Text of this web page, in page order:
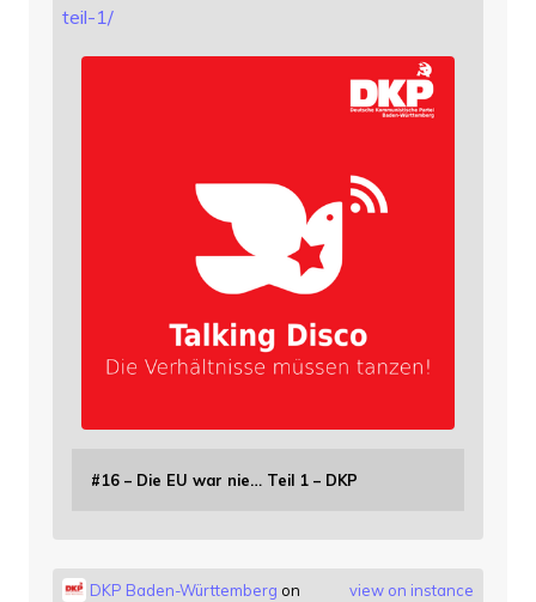
teil-1/
#16 – Die EU war nie… Teil 1 – DKP
view on instance
DKP Baden-Württemberg on